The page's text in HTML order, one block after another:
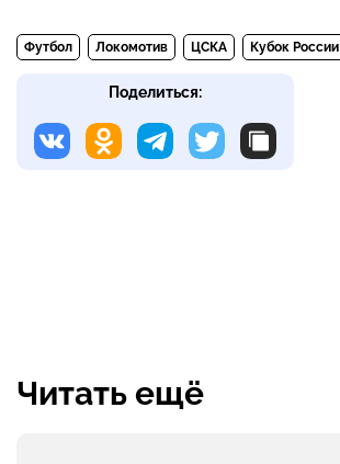
Футбол Локомотив ЦСКА Кубок России
Поделиться:
Читать ещё